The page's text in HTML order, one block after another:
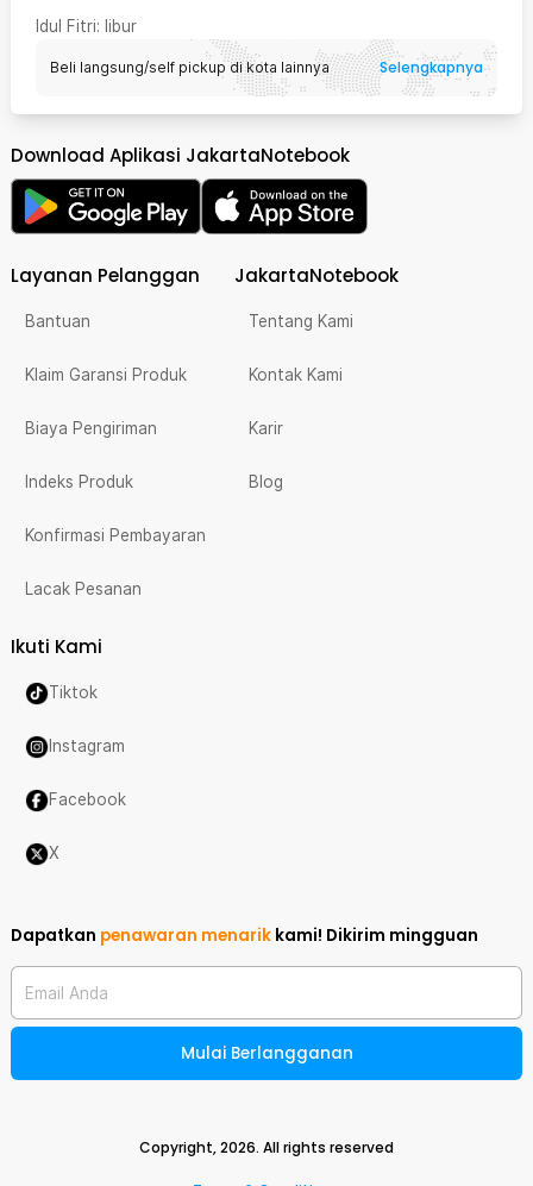
Idul Fitri: libur
Beli langsung/self pickup di kota lainnya Selengkapnya
Download Aplikasi JakartaNotebook
Layanan Pelanggan
Bantuan
Klaim Garansi Produk
Biaya Pengiriman
Indeks Produk
Konfirmasi Pembayaran
Lacak Pesanan
JakartaNotebook
Tentang Kami
Kontak Kami
Karir
Blog
Ikuti Kami
Tiktok
Instagram
Facebook
X
Dapatkan penawaran menarik kami! Dikirim mingguan
Email Anda
Mulai Berlangganan
Copyright,2026. All rights reserved